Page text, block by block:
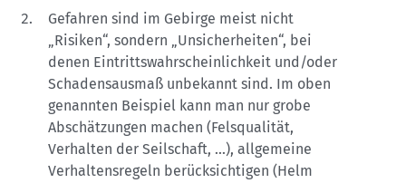
Gefahren sind im Gebirge meist nicht
„Risiken“, sondern „Unsicherheiten“, bei
denen Eintrittswahrscheinlichkeit und/oder
Schadensausmaß unbekannt sind. Im oben
genannten Beispiel kann man nur grobe
Abschätzungen machen (Felsqualität,
Verhalten der Seilschaft, ...), allgemeine
Verhaltensregeln berücksichtigen (Helm